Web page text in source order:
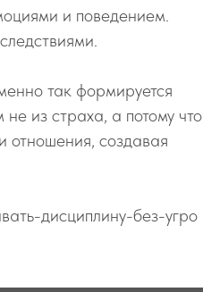
и поведением.
так формируется
из страха, а потому что
отношения, создавая
дисциплину-без-угро